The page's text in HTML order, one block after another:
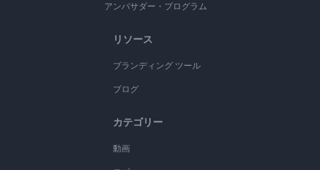
アンバサダー・プログラム
リソース
ブランディング ツール
ブログ
カテゴリー
動画